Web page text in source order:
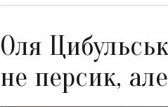
Оля
не персик,